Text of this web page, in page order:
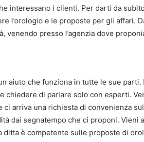
interessano i clienti. Per darti da
l’orologio e le proposte per gli affari.
venendo presso l’agenzia dove
aiuto che funziona in tutte le sue
di parlare solo con esperti.
arriva una richiesta di convenienza
dai segnatempo che ci proponi. Vieni
ditta è competente sulle proposte di